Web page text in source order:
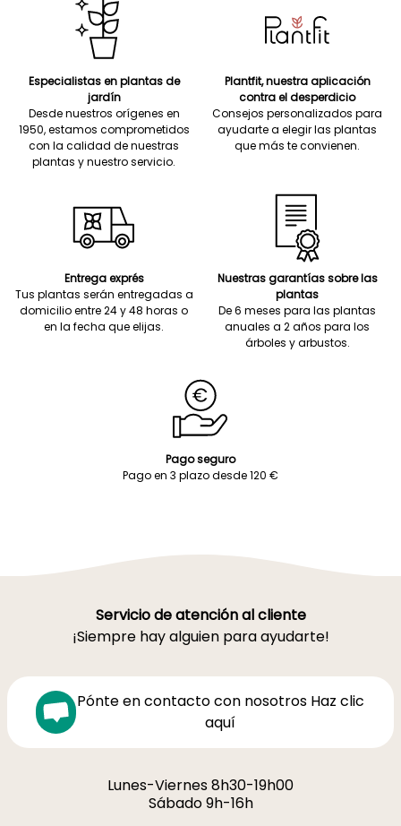
Especialistas en plantas de
jardín
Desde nuestros orígenes en
1950, estamos comprometidos
con la calidad de nuestras
plantas y nuestro servicio.
Plantfit, nuestra aplicación
contra el desperdicio
Consejos personalizados para
ayudarte a elegir las plantas
que más te convienen.
Entrega exprés
Tus plantas serán entregadas a
domicilio entre 24 y 48 horas o
en la fecha que elijas.
Nuestras garantías sobre las
plantas
De 6 meses para las plantas
anuales a 2 años para los
árboles y arbustos.
Pago seguro
Pago en 3 plazo desde 120 €
Servicio de atención al cliente
¡Siempre hay alguien para ayudarte!
Pónte en contacto con nosotros Haz clic
aquí
Lunes-Viernes 8h30-19h00
Sábado 9h-16h